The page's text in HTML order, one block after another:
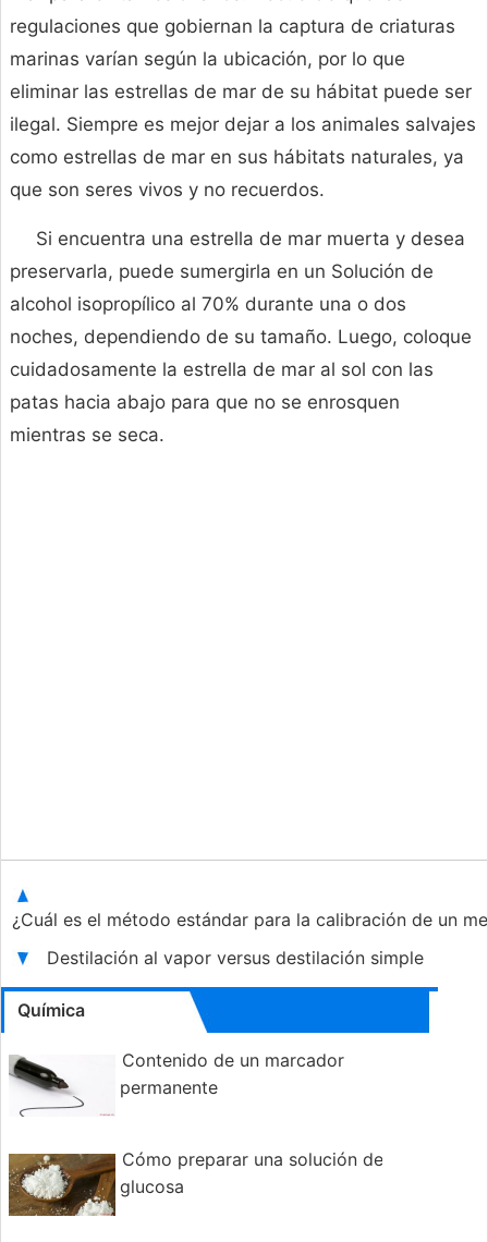
regulaciones que gobiernan la captura de criaturas
marinas varían según la ubicación, por lo que
eliminar las estrellas de mar de su hábitat puede ser
ilegal. Siempre es mejor dejar a los animales salvajes
como estrellas de mar en sus hábitats naturales, ya
que son seres vivos y no recuerdos.
Si encuentra una estrella de mar muerta y desea
preservarla, puede sumergirla en un Solución de
alcohol isopropílico al 70% durante una o dos
noches, dependiendo de su tamaño. Luego, coloque
cuidadosamente la estrella de mar al sol con las
patas hacia abajo para que no se enrosquen
mientras se seca.
¿Cuál es el método estándar para la calibración de un
Destilación al vapor versus destilación simple
Química
Contenido de un marcador
permanente
Cómo preparar una solución de
glucosa